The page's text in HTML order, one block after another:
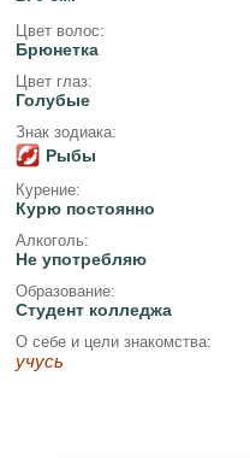
Цвет волос:
Брюнетка
Цвет глаз:
Голубые
Знак зодиака:
Рыбы
Курение:
Курю постоянно
Алкоголь:
Не употребляю
Образование:
Студент колледжа
О себе и цели знакомства:
учусь